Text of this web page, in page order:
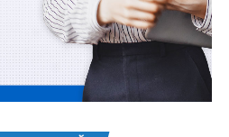
та надсилання квитанції
трьох операційних днів з дня
податкових накладних та